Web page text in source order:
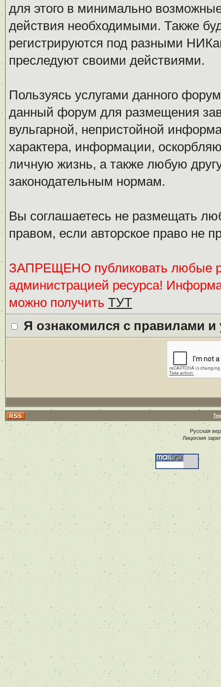
для этого в минимально
действия необходимыми. Также
регистрируются под разными
преследуют своими действиями.
Пользуясь услугами данного
данный форум для размещения
вульгарной, непристойной
характера, информации,
личную жизнь, а также любую
законодательным нормам.
Вы соглашаетесь не размещать
правом, если авторское право не
ЗАПРЕЩЕНО публиковать любые
администрацией ресурса!
можно получить ТУТ
Я ознакомился с правилами
Русская
Лицензия